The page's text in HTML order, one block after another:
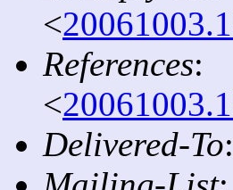
<
References:
<
Delivered-To